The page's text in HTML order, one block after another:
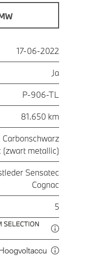
17-06-2022
Ja
P-906-TL
81.650 km
Carbonschwarz
(zwart metallic)
Sensatec
Cognac
5